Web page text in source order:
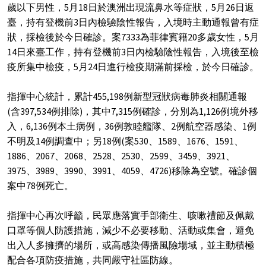
歲以下男性，5月18日於澳洲出現流鼻水等症狀，5月26日返
臺，持有登機前3日內檢驗陰性報告，入境時主動通報曾有症
狀，採檢後於今日確診。案7333為菲律賓籍20多歲女性，5月
14日來臺工作，持有登機前3日內檢驗陰性報告，入境後至檢
疫所集中檢疫，5月24日進行檢疫期滿前採檢，於今日確診。
指揮中心統計，累計455,198例新型冠狀病毒肺炎相關通報
(含397,534例排除)，其中7,315例確診，分別為1,126例境外移
入，6,136例本土病例，36例敦睦艦隊、2例航空器感染、1例
不明及14例調查中；另18例(案530、1589、1676、1591、
1886、2067、2068、2528、2530、2599、3459、3921、
3975、3989、3990、3991、4059、4726)移除為空號。確診個
案中78例死亡。
指揮中心再次呼籲，民眾應落實手部衛生、咳嗽禮節及佩戴
口罩等個人防護措施，減少不必要移動、活動或集會，避免
出入人多擁擠的場所，或高感染傳播風險場域，並主動積極
配合各項防疫措施，共同嚴守社區防線。